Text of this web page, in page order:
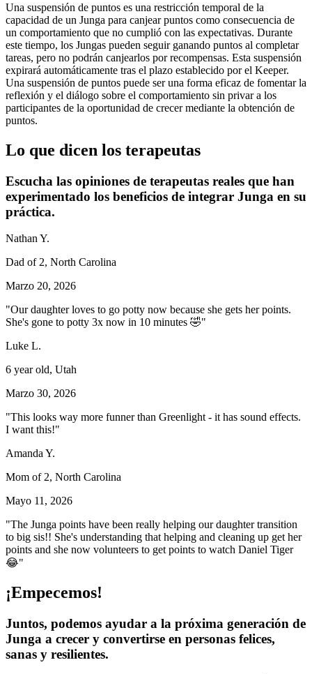
Una suspensión de puntos es una restricción temporal de la
capacidad de un Junga para canjear puntos como consecuencia de
un comportamiento que no cumplió con las expectativas. Durante
este tiempo, los Jungas pueden seguir ganando puntos al completar
tareas, pero no podrán canjearlos por recompensas. Esta suspensión
expirará automáticamente tras el plazo establecido por el Keeper.
Una suspensión de puntos puede ser una forma eficaz de fomentar la
reflexión y el diálogo sobre el comportamiento sin privar a los
participantes de la oportunidad de crecer mediante la obtención de
puntos.
Lo que dicen los terapeutas
Escucha las opiniones de terapeutas reales que han
experimentado los beneficios de integrar Junga en su
práctica.
Nathan Y.
Dad of 2, North Carolina
Marzo 20, 2026
"Our daughter loves to go potty now because she gets her points.
She's gone to potty 3x now in 10 minutes 🤣"
Luke L.
6 year old, Utah
Marzo 30, 2026
"This looks way more funner than Greenlight - it has sound effects.
I want this!"
Amanda Y.
Mom of 2, North Carolina
Mayo 11, 2026
"The Junga points have been really helping our daughter transition
to big sis!! She's understanding that helping and cleaning up get her
points and she now volunteers to get points to watch Daniel Tiger
😂"
¡Empecemos!
Juntos, podemos ayudar a la próxima generación de
Junga a crecer y convertirse en personas felices,
sanas y resilientes.